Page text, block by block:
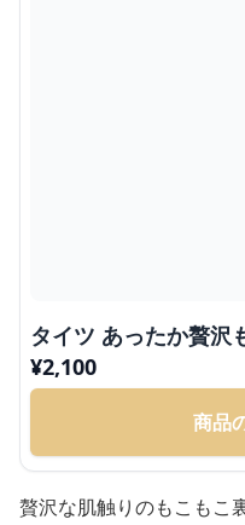
タイツ あったか贅沢
¥2,100
商品
贅沢な肌触りのもこもこ